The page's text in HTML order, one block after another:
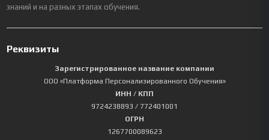
знаний и на разных этапах обучения.
Реквизиты
Зарегистрированное название компании
ООО «Платформа Персонализированного Обучения»
ИНН / КПП
9724238893 / 772401001
ОГРН
1267700089623